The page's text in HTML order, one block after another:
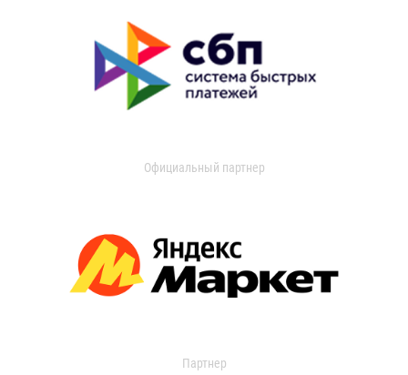
Официальный партнер
Партнер